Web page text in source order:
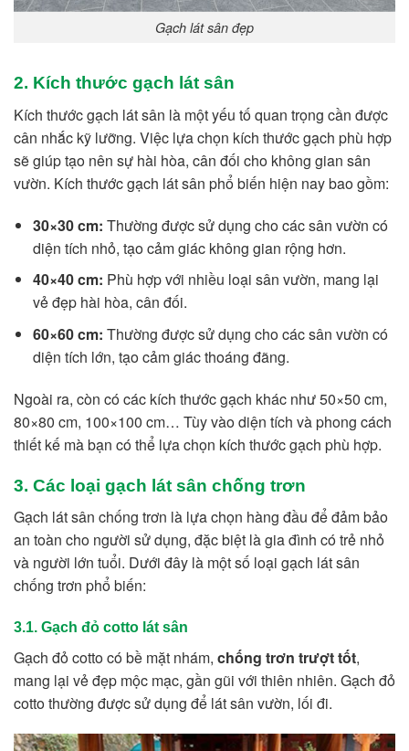
Gạch lát sân đẹp
2. Kích thước gạch lát sân
Kích thước gạch lát sân là một yếu tố quan trọng cần được
cân nhắc kỹ lưỡng. Việc lựa chọn kích thước gạch phù hợp
sẽ giúp tạo nên sự hài hòa, cân đối cho không gian sân
vườn. Kích thước gạch lát sân phổ biến hiện nay bao gồm:
30×30 cm: Thường được sử dụng cho các sân vườn có
diện tích nhỏ, tạo cảm giác không gian rộng hơn.
40×40 cm: Phù hợp với nhiều loại sân vườn, mang lại
vẻ đẹp hài hòa, cân đối.
60×60 cm: Thường được sử dụng cho các sân vườn có
diện tích lớn, tạo cảm giác thoáng đãng.
Ngoài ra, còn có các kích thước gạch khác như 50×50 cm,
80×80 cm, 100×100 cm… Tùy vào diện tích và phong cách
thiết kế mà bạn có thể lựa chọn kích thước gạch phù hợp.
3. Các loại gạch lát sân chống trơn
Gạch lát sân chống trơn là lựa chọn hàng đầu để đảm bảo
an toàn cho người sử dụng, đặc biệt là gia đình có trẻ nhỏ
và người lớn tuổi. Dưới đây là một số loại gạch lát sân
chống trơn phổ biến:
3.1. Gạch đỏ cotto lát sân
Gạch đỏ cotto có bề mặt nhám, chống trơn trượt tốt,
mang lại vẻ đẹp mộc mạc, gần gũi với thiên nhiên. Gạch đỏ
cotto thường được sử dụng để lát sân vườn, lối đi.